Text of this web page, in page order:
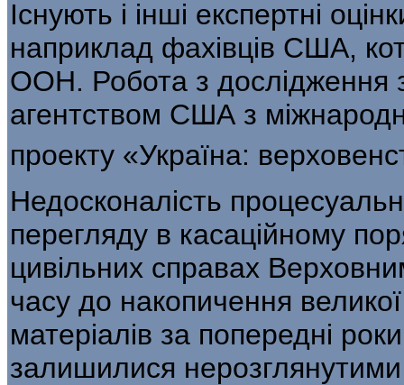
Існують і інші експертні
наприклад фахівців США,
ООН. Робота з дослідження
агентством США з
проекту «Україна:
Недосконалість
перегляду в касаційному
цивільних справах
часу до накопичення великої
матеріалів за попередні
залишилися нерозглянутими